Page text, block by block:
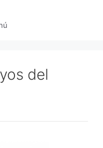
del